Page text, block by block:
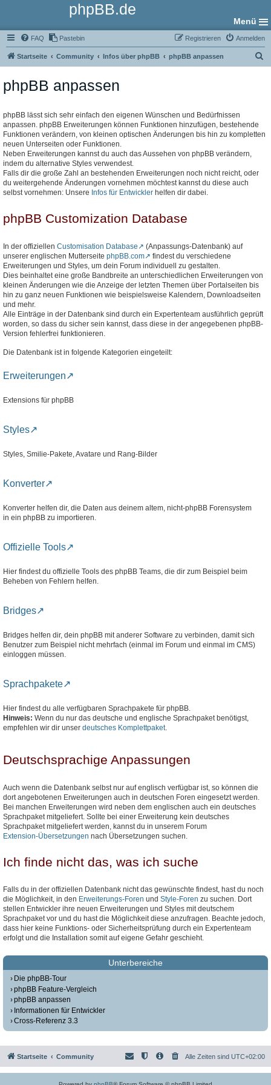
phpBB.de
Menü
FAQ Pastebin Anmelden
Registrieren
Startseite Community Infos über phpBB phpBB anpassen
phpBB anpassen
phpBB lässt sich sehr einfach den eigenen Wünschen und Bedürfnissen
anpassen. phpBB Erweiterungen können Funktionen hinzufügen, bestehende
Funktionen verändern, von kleinen optischen Änderungen bis hin zu kompletten
neuen Unterseiten oder Funktionen.
Neben Erweiterungen kannst du auch das Aussehen von phpBB verändern,
indem du alternative Styles verwendest.
Falls dir die große Zahl an bestehenden Erweiterungen noch nicht reicht, oder
du weitergehende Änderungen vornehmen möchtest kannst du diese auch
selbst vornehmen: Unsere Infos für Entwickler helfen dir dabei.
phpBB Customization Database
In der offiziellen Customisation Database
(Anpassungs-Datenbank) auf
unserer englischen Mutterseite phpBB.com
findest du verschiedene
Erweiterungen und Styles, um dein Forum individuell zu gestalten.
Dies beinhaltet eine große Bandbreite an unterschiedlichen Erweiterungen von
kleinen Änderungen wie die Anzeige der letzten Themen über Portalseiten bis
hin zu ganz neuen Funktionen wie beispielsweise Kalendern, Downloadseiten
und mehr.
Alle Einträge in der Datenbank sind durch ein Expertenteam ausführlich geprüft
worden, so dass du sicher sein kannst, dass diese in der angegebenen phpBB-
Version fehlerfrei funktionieren.
Die Datenbank ist in folgende Kategorien eingeteilt:
Erweiterungen
Extensions für phpBB
Styles
Styles, Smilie-Pakete, Avatare und Rang-Bilder
Konverter
Konverter helfen dir, die Daten aus deinem altem, nicht-phpBB Forensystem
in ein phpBB zu importieren.
Offizielle Tools
Hier findest du offizielle Tools des phpBB Teams, die dir zum Beispiel beim
Beheben von Fehlern helfen.
Bridges
Bridges helfen dir, dein phpBB mit anderer Software zu verbinden, damit sich
Benutzer zum Beispiel nicht mehrfach (einmal im Forum und einmal im CMS)
einloggen müssen.
Sprachpakete
Hier findest du alle verfügbaren Sprachpakete für phpBB.
Hinweis: Wenn du nur das deutsche und englische Sprachpaket benötigst,
empfehlen wir dir unser deutsches Komplettpaket.
Deutschsprachige Anpassungen
Auch wenn die Datenbank selbst nur auf englisch verfügbar ist, so können die
dort angebotenen Erweiterungen auch in deutschen Foren eingesetzt werden.
Bei manchen Erweiterungen wird neben dem englischen auch ein deutsches
Sprachpaket mitgeliefert. Sollte bei einer Erweiterung kein deutsches
Sprachpaket mitgeliefert werden, kannst du in unserem Forum
Extension-Übersetzungen nach Übersetzungen suchen.
Ich finde nicht das, was ich suche
Falls du in der offiziellen Datenbank nicht das gewünschte findest, hast du noch
die Möglichkeit, in den Erweiterungs-Foren und Style-Foren zu suchen. Dort
stellen Entwickler ihre neuen Erweiterungen und Styles mit deutschem
Sprachpaket vor und du hast die Möglichkeit diese anzufragen. Beachte jedoch,
dass hier keine Funktions- oder Sicherheitsprüfung durch ein Expertenteam
erfolgt und die Installation somit auf eigene Gefahr geschieht.
Unterbereiche
Die phpBB-Tour
phpBB Feature-Vergleich
phpBB anpassen
Informationen für Entwickler
Cross-Referenz 3.3
Startseite Community Alle Zeiten sind UTC+02:00